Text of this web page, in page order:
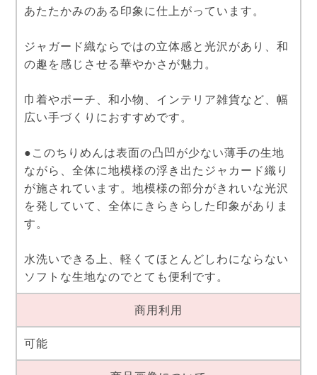
あたたかみのある印象に仕上がっています。
ジャガード織ならではの立体感と光沢があり、和
の趣を感じさせる華やかさが魅力。
巾着やポーチ、和小物、インテリア雑貨など、幅
広い手づくりにおすすめです。
●このちりめんは表面の凸凹が少ない薄手の生地
ながら、全体に地模様の浮き出たジャカード織り
が施されています。地模様の部分がきれいな光沢
を発していて、全体にきらきらした印象がありま
す。
水洗いできる上、軽くてほとんどしわにならない
ソフトな生地なのでとても便利です。
商用利用
可能